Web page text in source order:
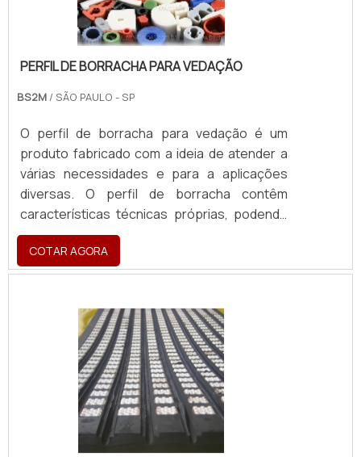
PERFIL DE BORRACHA PARA VEDAÇÃO
BS2M / SÃO PAULO - SP
O perfil de borracha para vedação é um
produto fabricado com a ideia de atender a
várias necessidades e para a aplicações
diversas. O perfil de borracha contêm
características técnicas próprias, podendo
ser desenvolvido de forma personalizada,
atendendo aos requisitos de cada cliente.
Podem ter medidas padronizadas, como
e propriedades específicas de acordo com a
matéria prima utilizada na fabricação.MAIS
DETALHES ACERCA DO PRODUTOPor
possuir características técnicas
específicas, certamente proporciona ao
produto a condição para atender as mais
variadas necessidades industriais. Existem,
COTAR AGORA